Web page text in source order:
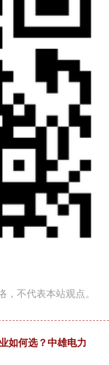
不代表本站观点。
如何选？中雄电力